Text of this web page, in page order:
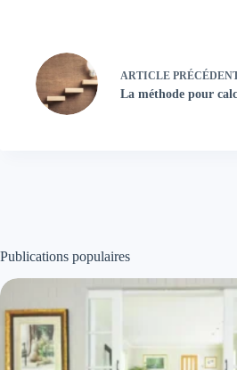
ARTICLE
La méthode pour
Publications populaires